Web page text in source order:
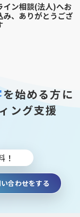
イン相談(法人)へお
み、ありがとうござ
を始める方に
ング支援
！
合わせをする